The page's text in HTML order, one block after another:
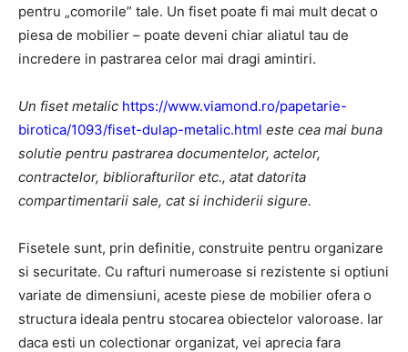
pentru „comorile” tale. Un fiset poate fi mai mult decat o
piesa de mobilier – poate deveni chiar aliatul tau de
incredere in pastrarea celor mai dragi amintiri.
Un fiset metalic https://www.viamond.ro/papetarie-
birotica/1093/fiset-dulap-metalic.html este cea mai buna
solutie pentru pastrarea documentelor, actelor,
contractelor, bibliorafturilor etc., atat datorita
compartimentarii sale, cat si inchiderii sigure.
Fisetele sunt, prin definitie, construite pentru organizare
si securitate. Cu rafturi numeroase si rezistente si optiuni
variate de dimensiuni, aceste piese de mobilier ofera o
structura ideala pentru stocarea obiectelor valoroase. Iar
daca esti un colectionar organizat, vei aprecia fara